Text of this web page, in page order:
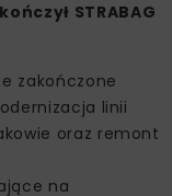
STRABAG
zakończone
linii
oraz remont
na